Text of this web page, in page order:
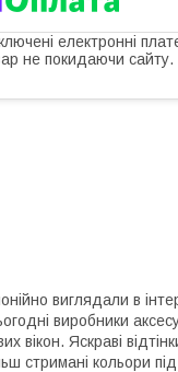
електронні
не покидаючи сайту.
виглядали в
виробники
вікон. Яскраві
стримані кольори